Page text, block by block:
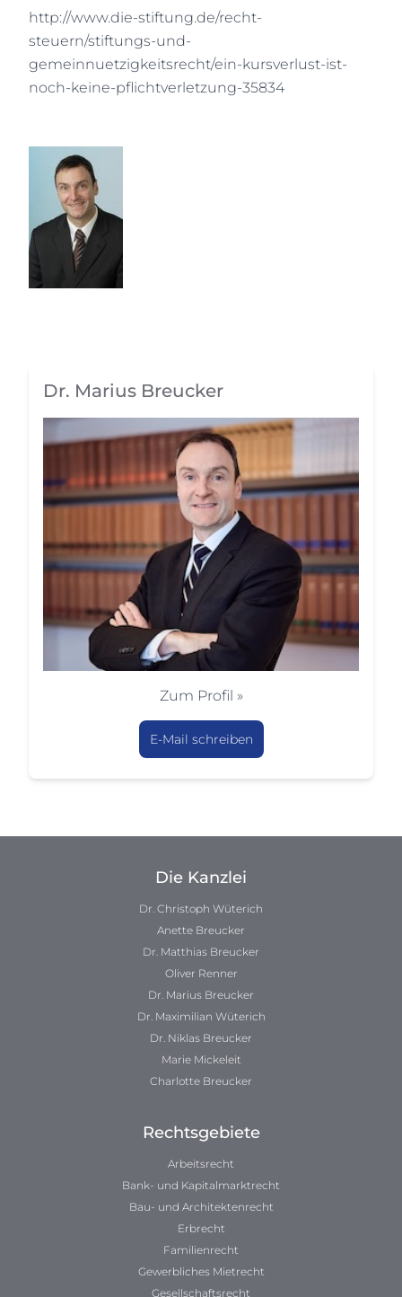
http://www.die-stiftung.de/recht-
steuern/stiftungs-und-
gemeinnuetzigkeitsrecht/ein-kursverlust-ist-
noch-keine-pflichtverletzung-35834
Dr. Marius Breucker
Zum Profil »
E-Mail schreiben
Die Kanzlei
Dr. Christoph Wüterich
Anette Breucker
Dr. Matthias Breucker
Oliver Renner
Dr. Marius Breucker
Dr. Maximilian Wüterich
Dr. Niklas Breucker
Marie Mickeleit
Charlotte Breucker
Rechtsgebiete
Arbeitsrecht
Bank- und Kapitalmarktrecht
Bau- und Architektenrecht
Erbrecht
Familienrecht
Gewerbliches Mietrecht
Gesellschaftsrecht